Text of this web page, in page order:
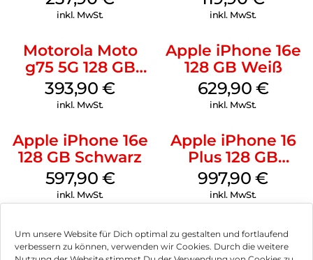
Um unsere Website für Dich optimal zu gestalten und fortlaufend
verbessern zu können, verwenden wir Cookies. Durch die weitere
inkl. MwSt. inkl. MwSt.
Motorola Moto
g75 5G 128 GB
Charcoal Gray
393,90€
inkl. MwSt.
Apple iPhone 16e
128 GB Weiß
629,90 €
inkl. MwSt.
Apple iPhone 16e
128 GB Schwarz
597,90 €
inkl. MwSt.
Apple iPhone 16
Plus 128 GB
Schwarz
997,90€
inkl. MwSt.